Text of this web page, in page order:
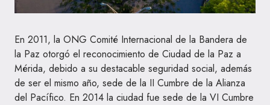
En 2011, la ONG Comité Internacional de la Bandera de
la Paz otorgó el reconocimiento de Ciudad de la Paz a
Mérida, debido a su destacable seguridad social​, además
de ser el mismo año, sede de la II Cumbre de la Alianza
del Pacífico. En 2014 la ciudad fue sede de la VI Cumbre